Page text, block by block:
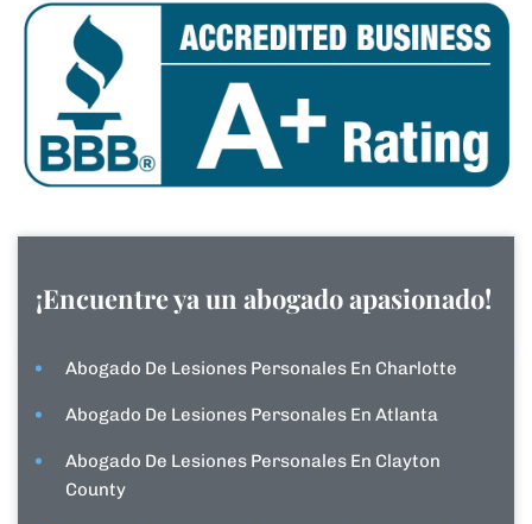
¡Encuentre ya un abogado apasionado!
Abogado De Lesiones Personales En Charlotte
Abogado De Lesiones Personales En Atlanta
Abogado De Lesiones Personales En Clayton
County